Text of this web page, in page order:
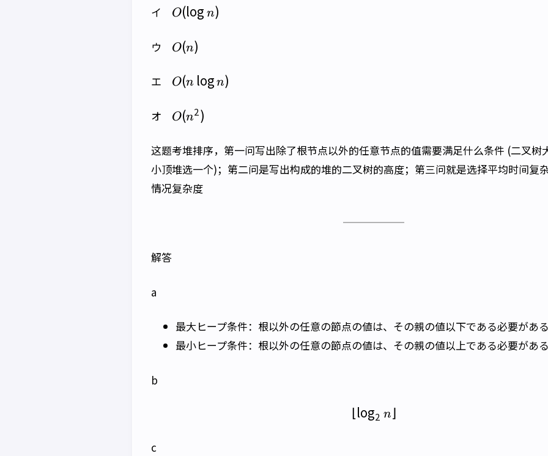
イ O(\log
n)
O(log n)
ウ O(n)
O(n)
エ O(n\log
n)
O(n log n)
オ O(n^2)
O(n2)
这题考堆排序，第一问写出除了根节点以外的任意节点的值需要满足什么条件 (二叉树
小顶堆选一个)；第二问是写出构成的堆的二叉树的高度；第三问就是选择平均时间复
情况复杂度
解答
a
最大ヒープ条件：根以外の任意の節点の値は、その親の値以下である必要があ
最小ヒープ条件：根以外の任意の節点の値は、その親の値以上である必要があ
b
\left \lfloor \log_2n \right
⌊ log2 n ⌋
c